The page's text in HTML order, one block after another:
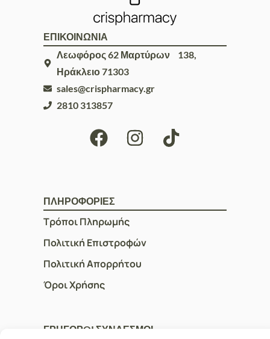
ΕΠΙΚΟΙΝΩΝΙΑ
Λεωφόρος 62 Μαρτύρων 138,
Ηράκλειο 71303
sales@crispharmacy.gr
2810 313857
ΠΛΗΡΟΦΟΡΙΕΣ
Τρόποι Πληρωμής
Πολιτική Επιστροφών
Πολιτική Απορρήτου
Όροι Χρήσης
ΓΡΗΓΟΡOI ΣΥΝΔΕΣΜΟΙ